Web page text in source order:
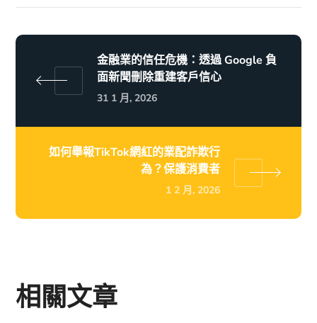
金融業的信任危機：透過 Google 負
面新聞刪除重建客戶信心
31 1 月, 2026
如何舉報TikTok網紅的業配詐欺行
為？保護消費者
1 2 月, 2026
相關文章